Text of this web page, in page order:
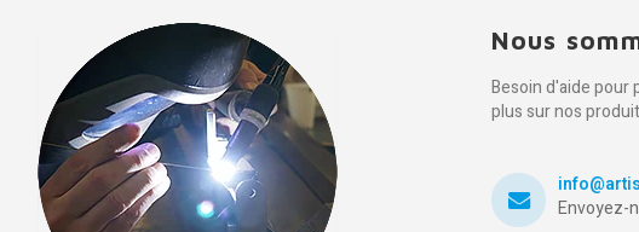
Nous
Besoin d'aide pour
plus sur nos
Envoyez-